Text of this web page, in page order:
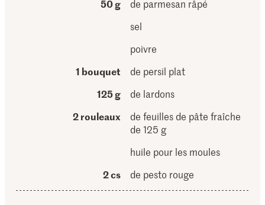
50 g
de parmesan râpé
sel
poivre
1 bouquet
de persil plat
125 g
de lardons
2 rouleaux
de feuilles de pâte fraîche
de 125 g
huile pour les moules
2 cs
de pesto rouge